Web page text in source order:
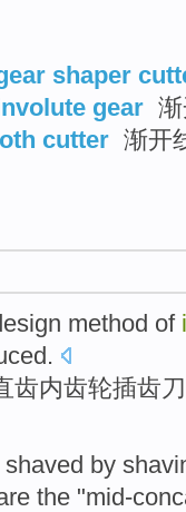
shaper
gear
cutter 渐开
method of
.
齿内齿轮插齿刀
shaved by
the "mid-